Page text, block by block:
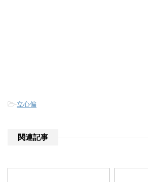
-立心偏
関連記事